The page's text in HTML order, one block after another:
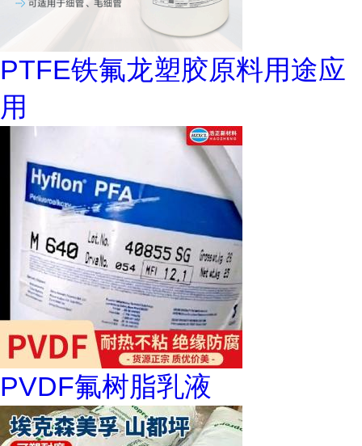
PTFE铁氟龙塑胶原料用途应
用
PVDF氟树脂乳液